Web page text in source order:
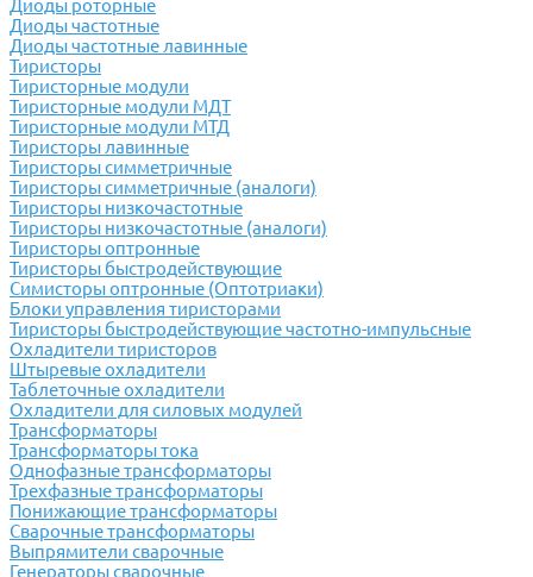
Диоды роторные
Диоды частотные
Диоды частотные лавинные
Тиристоры
Тиристорные модули
Тиристорные модули МДТ
Тиристорные модули МТД
Тиристоры лавинные
Тиристоры симметричные
Тиристоры симметричные (аналоги)
Тиристоры низкочастотные
Тиристоры низкочастотные (аналоги)
Тиристоры оптронные
Тиристоры быстродействующие
Симисторы оптронные (Оптотриаки)
Блоки управления тиристорами
Тиристоры быстродействующие частотно-импульсные
Охладители тиристоров
Штыревые охладители
Таблеточные охладители
Охладители для силовых модулей
Трансформаторы
Трансформаторы тока
Однофазные трансформаторы
Трехфазные трансформаторы
Понижающие трансформаторы
Сварочные трансформаторы
Выпрямители сварочные
Генераторы сварочные